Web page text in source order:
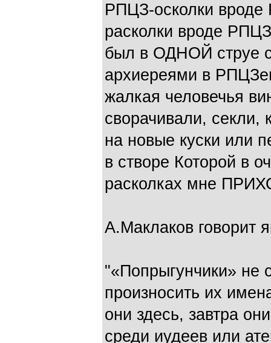
РПЦЗ-осколки
расколки вроде
был в ОДНОЙ струе
архиереями в
жалкая человечья
сворачивали, секли,
на новые куски или
в створе Которой в
расколках мне
А.Маклаков говорит
"«Попрыгунчики» не
произносить их
они здесь, завтра
среди иудеев или